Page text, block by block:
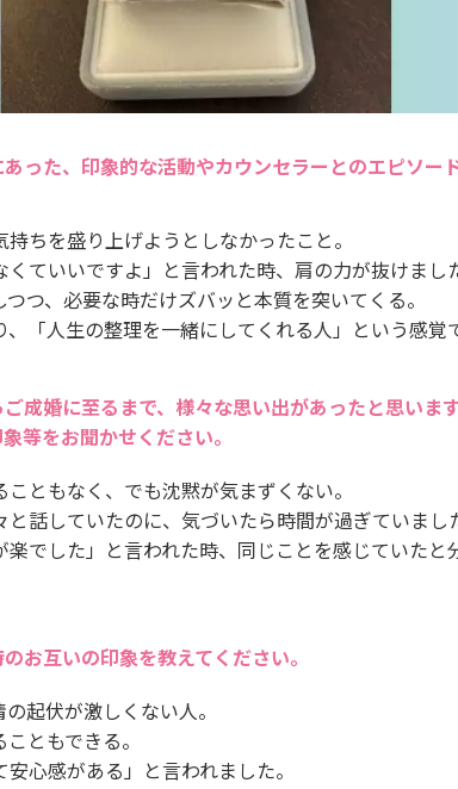
った、印象的な活動やカウンセラーとのエピソー
ちを盛り上げようとしなかったこと。
くていいですよ」と言われた時、肩の力が抜けまし
つ、必要な時だけズバッと本質を突いてくる。
「人生の整理を一緒にしてくれる人」という感覚
成婚に至るまで、様々な思い出があったと思いま
等をお聞かせください。
ともなく、でも沈黙が気まずくない。
話していたのに、気づいたら時間が過ぎていまし
でした」と言われた時、同じことを感じていたと
お互いの印象を教えてください。
起伏が激しくない人。
ともできる。
心感がある」と言われました。